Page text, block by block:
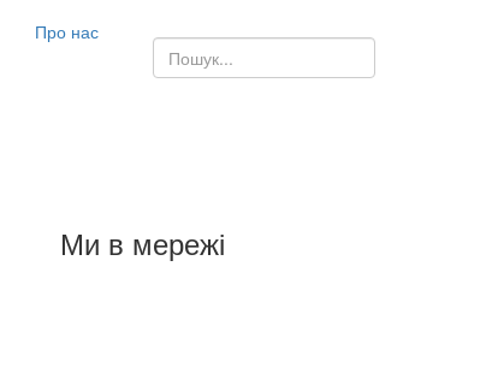
Про нас
Ми в мережі